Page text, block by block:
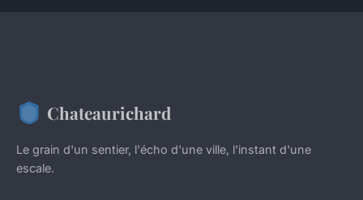
Chateaurichard
Le grain d'un sentier, l'écho d'une ville, l'instant d'une
escale.